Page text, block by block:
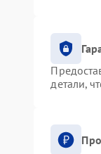
детали,